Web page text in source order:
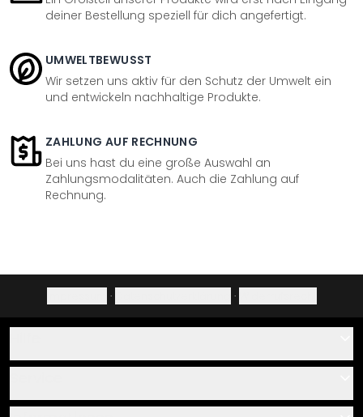
deiner Bestellung speziell für dich angefertigt.
UMWELTBEWUSST
Wir setzen uns aktiv für den Schutz der Umwelt ein
und entwickeln nachhaltige Produkte.
ZAHLUNG AUF RECHNUNG
Bei uns hast du eine große Auswahl an
Zahlungsmodalitäten. Auch die Zahlung auf
Rechnung.
· ·
Über uns